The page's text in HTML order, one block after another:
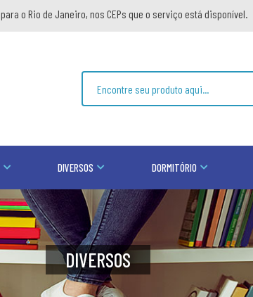
para o Rio de Janeiro, nos CEPs que o serviço está disponível.
DIVERSOS DORMITÓRIO
DIVERSOS